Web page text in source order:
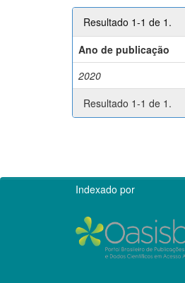
Resultado 1-1 de 1.
Ano de publicação
2020
Resultado 1-1 de 1.
Indexado por